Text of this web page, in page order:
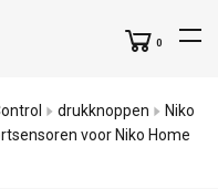
0
drukknoppen
Niko
voor Niko Home